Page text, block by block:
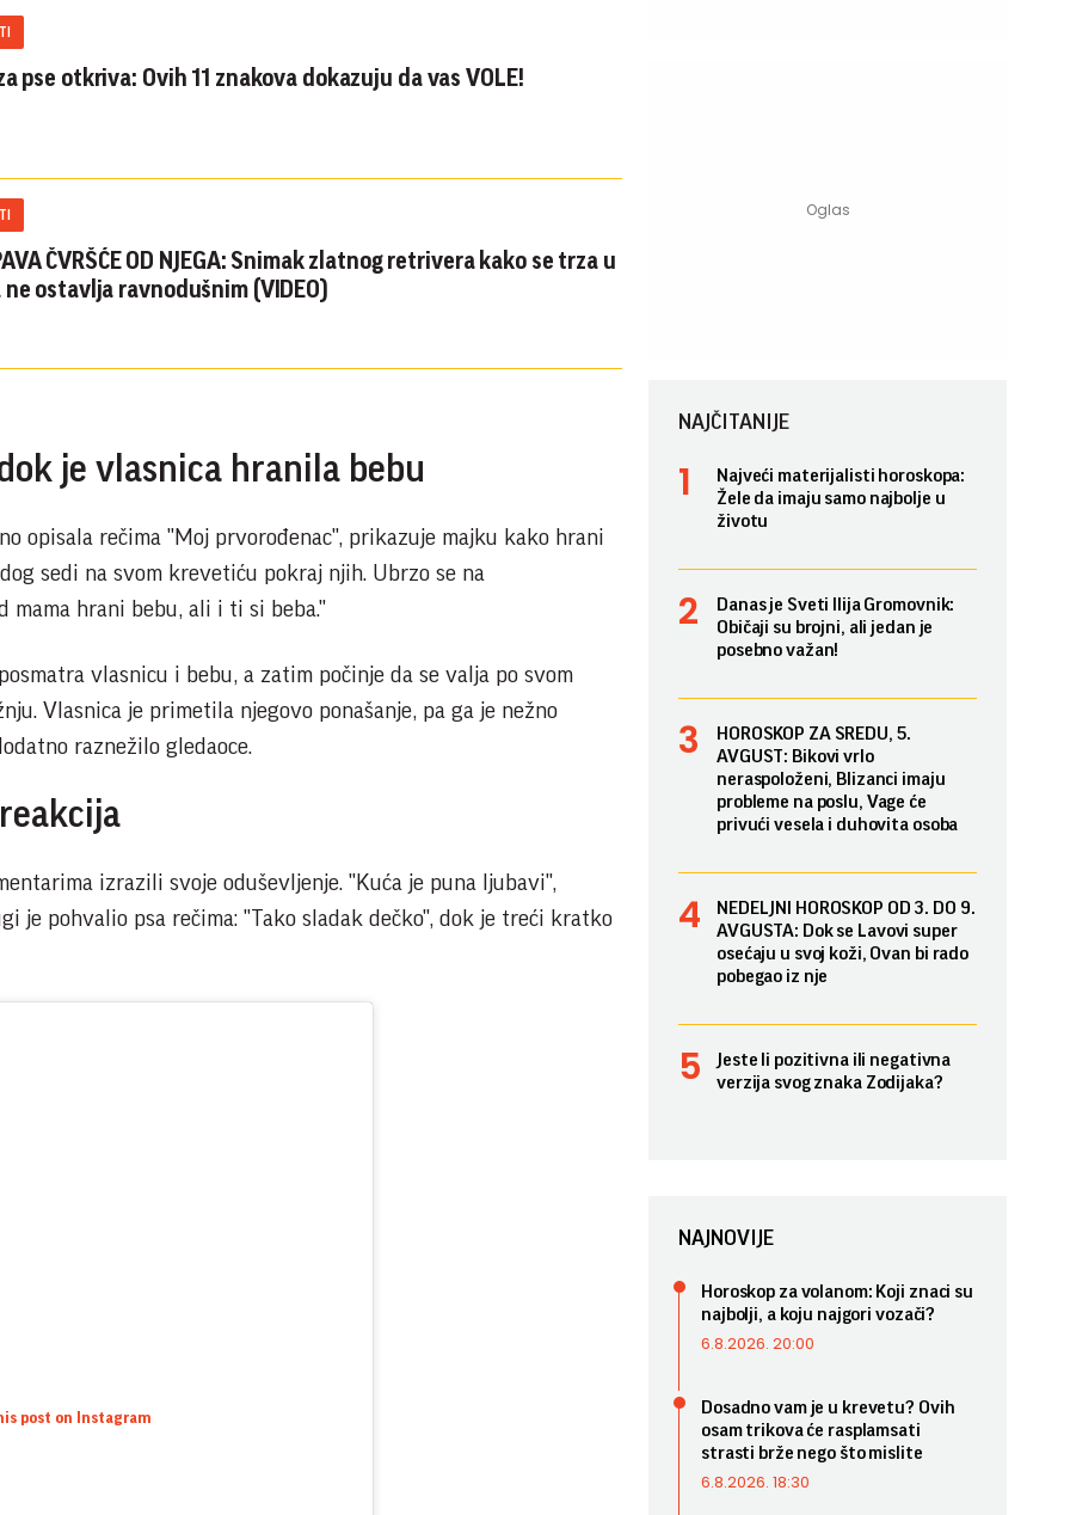
pse otkriva: Ovih 11 znakova dokazuju da vas VOLE!
ČVRŠĆE OD NJEGA: Snimak zlatnog retrivera kako se trza u
ostavlja ravnodušnim (VIDEO)
je vlasnica hranila bebu
opisala rečima "Moj prvorođenac", prikazuje majku kako hrani
sedi na svom krevetiću pokraj njih. Ubrzo se na
mama hrani bebu, ali i ti si beba."
vlasnicu i bebu, a zatim počinje da se valja po svom
Vlasnica je primetila njegovo ponašanje, pa ga je nežno
raznežilo gledaoce.
izrazili svoje oduševljenje. "Kuća je puna ljubavi",
je pohvalio psa rečima: "Tako sladak dečko", dok je treći kratko
post on Instagram
NAJČITANIJE
Najveći materijalisti horoskopa:
Žele da imaju samo najbolje u
životu
Danas je Sveti Ilija Gromovnik:
Običaji su brojni, ali jedan je
posebno važan!
HOROSKOP ZA SREDU, 5.
AVGUST: Bikovi vrlo
neraspoloženi, Blizanci imaju
probleme na poslu, Vage će
privući vesela i duhovita osoba
NEDELJNI HOROSKOP OD 3. DO 9.
AVGUSTA: Dok se Lavovi super
osećaju u svoj koži, Ovan bi rado
pobegao iz nje
Jeste li pozitivna ili negativna
verzija svog znaka Zodijaka?
NAJNOVIJE
Horoskop za volanom: Koji znaci su
najbolji, a koju najgori vozači?
6.8.2026. 20:00
Dosadno vam je u krevetu? Ovih
osam trikova će rasplamsati
strasti brže nego što mislite
6.8.2026. 18:30